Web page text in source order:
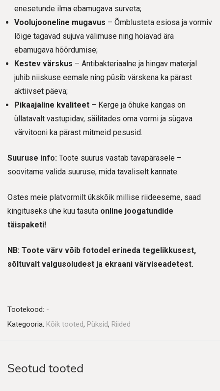
enesetunde ilma ebamugava surveta;
Voolujooneline mugavus – Õmblusteta esiosa ja vormiv
lõige tagavad sujuva välimuse ning hoiavad ära
ebamugava hõõrdumise;
Kestev värskus – Antibakteriaalne ja hingav materjal
juhib niiskuse eemale ning püsib värskena ka pärast
aktiivset päeva;
Pikaajaline kvaliteet – Kerge ja õhuke kangas on
üllatavalt vastupidav, säilitades oma vormi ja sügava
värvitooni ka pärast mitmeid pesusid.
Suuruse info: Toote suurus vastab tavapärasele –
soovitame valida suuruse, mida tavaliselt kannate.
Ostes meie platvormilt ükskõik millise riideeseme, saad
kingituseks ühe kuu tasuta online joogatundide
täispaketi!
NB: Toote värv võib fotodel erineda tegelikkusest,
sõltuvalt valgusoludest ja ekraani värviseadetest.
Tootekood: -
Kategooria: Kõik tooted, Püksid, Riided
Seotud tooted